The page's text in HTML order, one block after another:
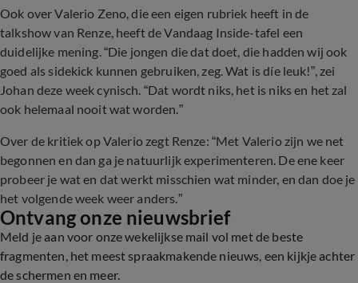
Ook over Valerio Zeno, die een eigen rubriek heeft in de
talkshow van Renze, heeft de Vandaag Inside-tafel een
duidelijke mening. “Die jongen die dat doet, die hadden wij ook
goed als sidekick kunnen gebruiken, zeg. Wat is díe leuk!”, zei
Johan deze week cynisch. “Dat wordt niks, het is niks en het zal
ook helemaal nooit wat worden.”
Over de kritiek op Valerio zegt Renze: “Met Valerio zijn we net
begonnen en dan ga je natuurlijk experimenteren. De ene keer
probeer je wat en dat werkt misschien wat minder, en dan doe je
het volgende week weer anders.”
Ontvang onze nieuwsbrief
Meld je aan voor onze wekelijkse mail vol met de beste
fragmenten, het meest spraakmakende nieuws, een kijkje achter
de schermen en meer.